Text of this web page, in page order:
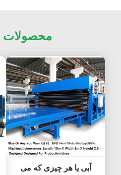
محصولات
آبی یا هر چیزی که می